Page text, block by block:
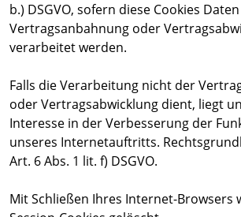
b.) DSGVO, sofern diese Cookies
Vertragsanbahnung oder
verarbeitet werden.
Falls die Verarbeitung nicht der
oder Vertragsabwicklung dient, liegt
Interesse in der Verbesserung der
unseres Internetauftritts.
Art. 6 Abs. 1 lit. f) DSGVO.
Mit Schließen Ihres Internet-Browsers